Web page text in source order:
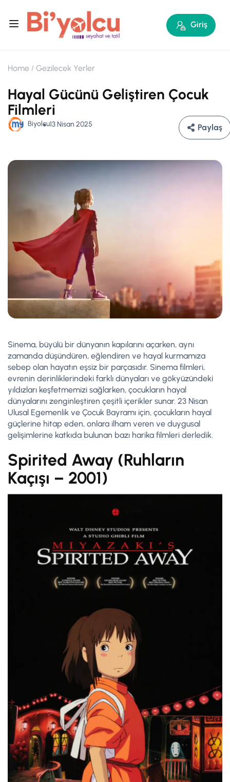
Giriş
Home Gezilecek Yerler
Hayal Gücünü Geliştiren Çocuk
Filmleri
Biyolcu13 Nisan 2025 Paylaş
Sinema, büyülü bir dünyanın kapılarını açarken, aynı
zamanda düşündüren, eğlendiren ve hayal kurmamıza
sebep olan hayatın eşsiz bir parçasıdır. Sinema filmleri,
evrenin derinliklerindeki farklı dünyaları ve gökyüzündeki
yıldızları keşfetmemizi sağlarken, çocukların hayal
dünyalarını zenginleştiren çeşitli içerikler sunar. 23 Nisan
Ulusal Egemenlik ve Çocuk Bayramı için, çocukların hayal
güçlerine hitap eden, onlara ilham veren ve duygusal
gelişimlerine katkıda bulunan bazı harika filmleri derledik.
Spirited Away (Ruhların
Kaçışı – 2001)